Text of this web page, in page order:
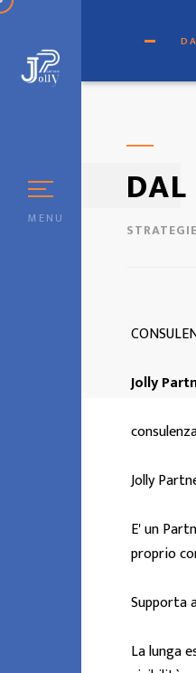
MENU
Jolly
Jolly
E' un
proprio
Supporta
La lunga